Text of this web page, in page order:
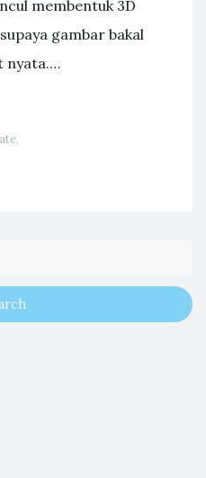
membentuk 3D
gambar bakal
nyata.…
,